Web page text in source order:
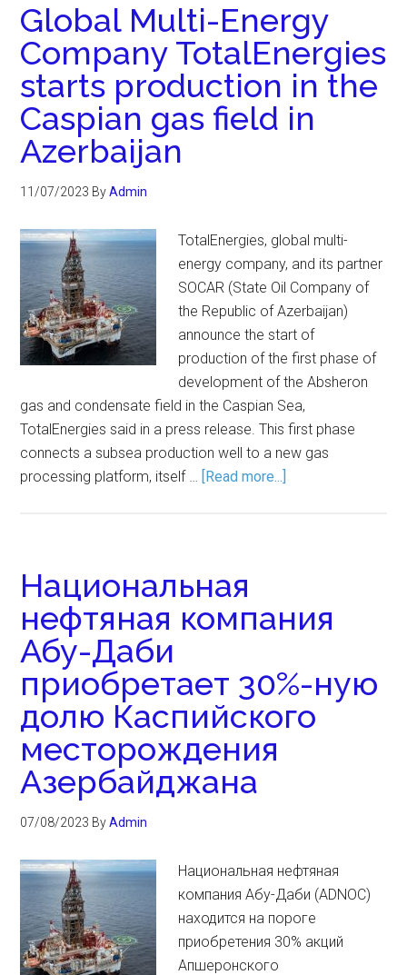
Global Multi-Energy
Company TotalEnergies
starts production in the
Caspian gas field in
Azerbaijan
11/07/2023 ByAdmin
TotalEnergies, global multi-
energy company, and its partner
SOCAR (State Oil Company of
the Republic of Azerbaijan)
announce the start of
production of the first phase of
development of the Absheron
gas and condensate field in the Caspian Sea,
TotalEnergies said in a press release. This first phase
connects a subsea production well to a new gas
processing platform, itself … [Read more...]
Национальная
нефтяная компания
Абу-Даби
приобретает 30%-ную
долю Каспийского
месторождения
Азербайджана
07/08/2023 ByAdmin
Национальная нефтяная
компания Абу-Даби (ADNOC)
находится на пороге
приобретения 30% акций
Апшеронского